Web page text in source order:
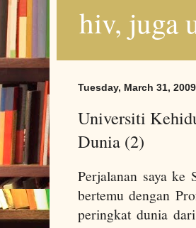
hiv, juga
Tuesday, March 31, 2009
Universiti
Dunia (2)
Perjalanan saya ke
bertemu dengan
peringkat dunia dari